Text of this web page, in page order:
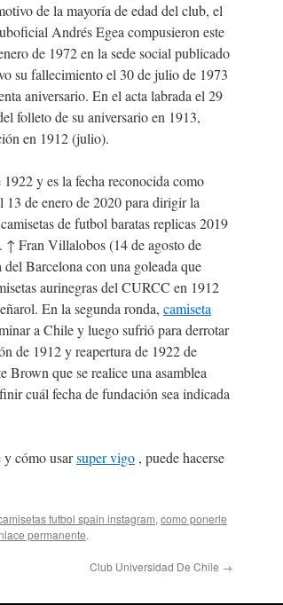
de la mayoría de edad del club, el
Andrés Egea compusieron este
de 1972 en la sede social publicado
su fallecimiento el 30 de julio de 1973
aniversario. En el acta labrada el 29
folleto de su aniversario en 1913,
en 1912 (julio).
y es la fecha reconocida como
de enero de 2020 para dirigir la
de futbol baratas replicas 2019
↑ Fran Villalobos (14 de agosto de
Barcelona con una goleada que
aurinegras del CURCC en 1912
En la segunda ronda, camiseta
a Chile y luego sufrió para derrotar
de 1912 y reapertura de 1922 de
que se realice una asamblea
cuál fecha de fundación sea indicada
y cómo usarsuper vigo , puede hacerse
futbol spain instagram, como ponerle
permanente.
Club Universidad De Chile →